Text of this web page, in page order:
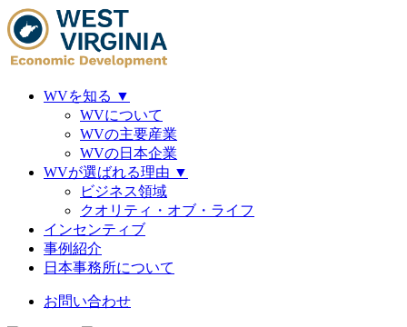
WVを知る ▼
WVについて
WVの主要産業
WVの日本企業
WVが選ばれる理由 ▼
ビジネス領域
クオリティ・オブ・ライフ
インセンティブ
事例紹介
日本事務所について
お問い合わせ